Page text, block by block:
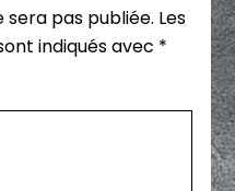
pas publiée. Les
indiqués avec *